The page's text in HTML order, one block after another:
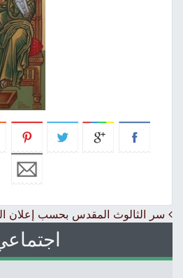
Post navigation
سر الثالوث المقدس بحسب إعلان
اجتماعي